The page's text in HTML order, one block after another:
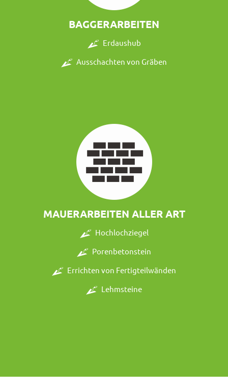
BAGGERARBEITEN
Erdaushub
Ausschachten von Gräben
MAUERARBEITEN ALLER ART
Hochlochziegel
Porenbetonstein
Errichten von Fertigteilwänden
Lehmsteine